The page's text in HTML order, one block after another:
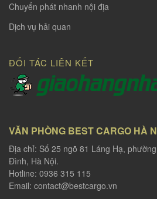
Chuyển phát nhanh nội địa
Dịch vụ hải quan
ĐỐI TÁC LIÊN KẾT
VĂN PHÒNG BEST CARGO HÀ
Địa chỉ: Số 25 ngõ 81 Láng Hạ,
Đình, Hà Nội.
Hotline: 0936 315 115
Email: contact@bestcargo.vn